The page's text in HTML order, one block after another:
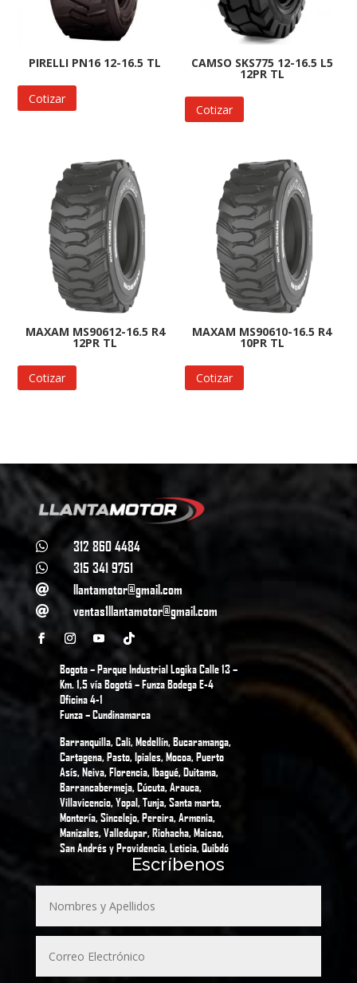
PIRELLI PN16 12-16.5 TL
Cotizar
CAMSO SKS775 12-16.5 L5
12PR TL
Cotizar
MAXAM MS90612-16.5 R4
12PR TL
Cotizar
MAXAM MS90610-16.5 R4
10PR TL
Cotizar
 312 860 4484
 315 341 9751
 llantamotor@gmail.com
 ventas1llantamotor@gmail.com
Bogota – Parque Industrial Logika Calle 13 –
Km. 1,5 vía Bogotá – Funza Bodega E-4
Oficina 4-1
Funza – Cundinamarca
Barranquilla, Cali, Medellín, Bucaramanga,
Cartagena, Pasto, Ipiales, Mocoa, Puerto
Asís, Neiva, Florencia, Ibagué, Duitama,
Barrancabermeja, Cúcuta, Arauca,
Villavicencio, Yopal, Tunja, Santa marta,
Montería, Sincelejo, Pereira, Armenia,
Manizales, Valledupar, Riohacha, Maicao,
San Andrés y Providencia, Leticia, Quibdó
Escríbenos